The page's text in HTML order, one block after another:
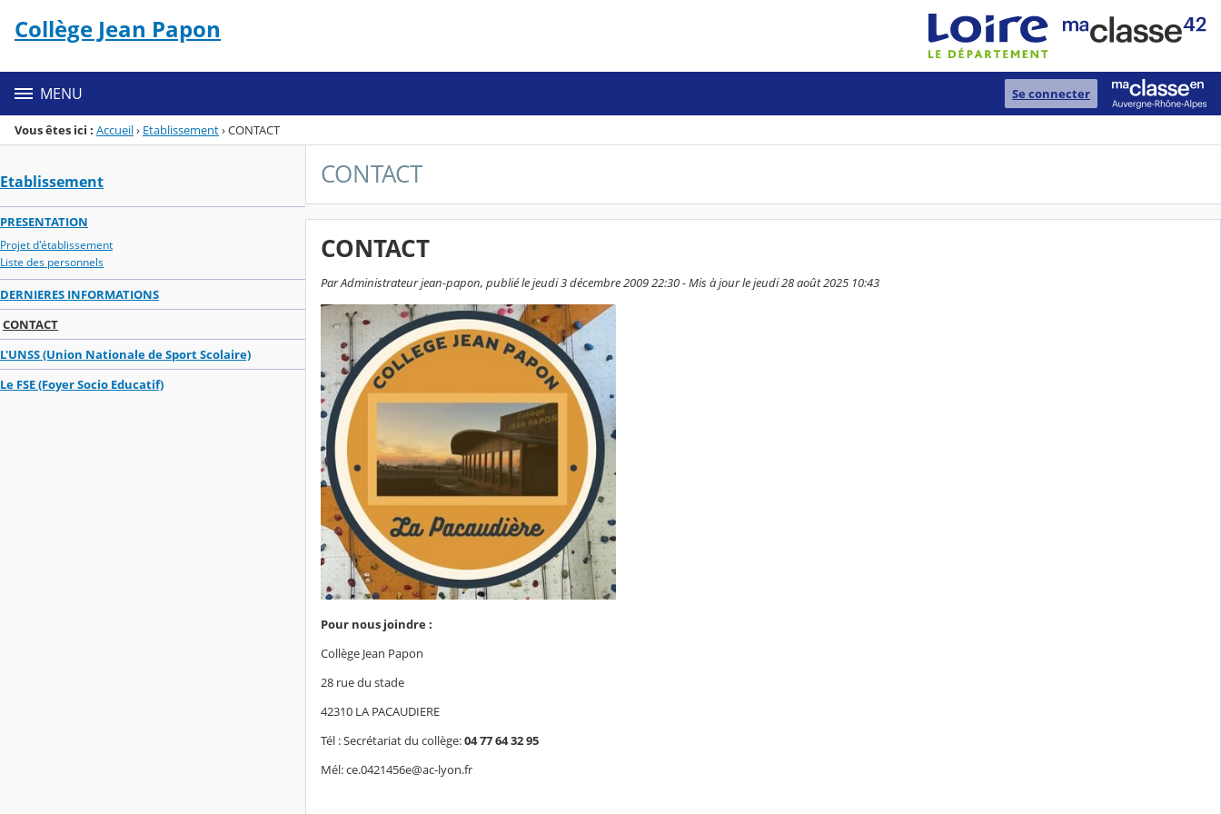
Menu de la rubrique
Contenu
Collège Jean Papon
MENU Se connecter
Vous êtes ici : Accueil› Etablissement›CONTACT
Etablissement
PRESENTATION
Projet d'établissement
Liste des personnels
DERNIERES INFORMATIONS
CONTACT
L'UNSS (Union Nationale de Sport Scolaire)
Le FSE (Foyer Socio Educatif)
CONTACT
CONTACT
Par Administrateur jean-papon, publié le jeudi 3 décembre 2009 22:30 - Mis à jour le jeudi 28 août 2025 10:43
Pour nous joindre :
Collège Jean Papon
28 rue du stade
42310 LA PACAUDIERE
Tél : Secrétariat du collège:04 77 64 32 95
Mél: ce.0421456e@ac-lyon.fr